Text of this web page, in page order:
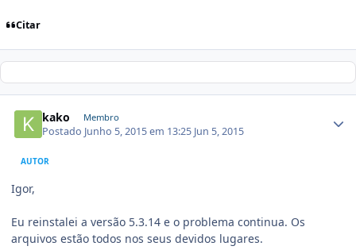
Citar
kako Membro
Postado Junho 5, 2015 em 13:25 Jun 5, 2015
AUTOR
Igor,
Eu reinstalei a versão 5.3.14 e o problema continua. Os
arquivos estão todos nos seus devidos lugares.